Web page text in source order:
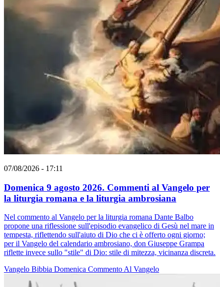
07/08/2026 - 17:11
Domenica 9 agosto 2026. Commenti al Vangelo per
la liturgia romana e la liturgia ambrosiana
Nel commento al Vangelo per la liturgia romana Dante Balbo
propone una riflessione sull'episodio evangelico di Gesù nel mare in
tempesta, riflettendo sull'aiuto di Dio che ci è offerto ogni giorno;
per il Vangelo del calendario ambrosiano, don Giuseppe Grampa
riflette invece sullo "stile" di Dio: stile di mitezza, vicinanza discreta.
Vangelo Bibbia Domenica Commento Al Vangelo